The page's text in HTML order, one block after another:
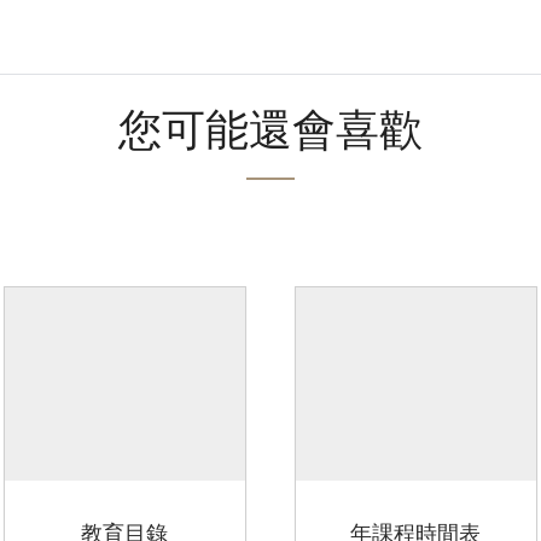
您可能還會喜歡
教育目錄 年課程時間表